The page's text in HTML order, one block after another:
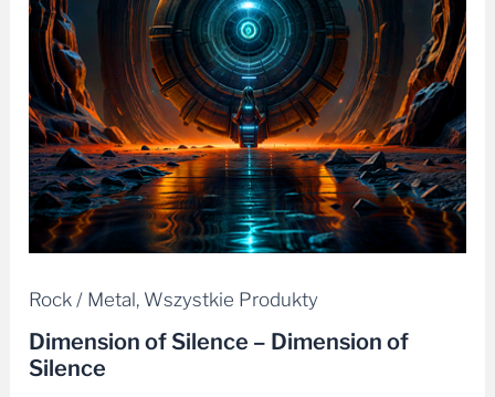
Rock / Metal, Wszystkie Produkty
Dimension of Silence – Dimension of
Silence